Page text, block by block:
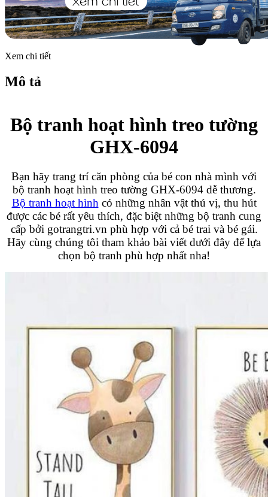
Xem chi tiết
Mô tả
Bộ tranh hoạt hình treo tường
GHX-6094
Bạn hãy trang trí căn phòng của bé con nhà mình với
bộ tranh hoạt hình treo tường GHX-6094 dễ thương.
Bộ tranh hoạt hình có những nhân vật thú vị, thu hút
được các bé rất yêu thích, đặc biệt những bộ tranh cung
cấp bởi gotrangtri.vn phù hợp với cả bé trai và bé gái.
Hãy cùng chúng tôi tham khảo bài viết dưới đây để lựa
chọn bộ tranh phù hợp nhất nha!